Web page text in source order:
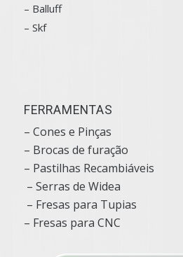
– Balluff
– Skf
FERRAMENTAS
– Cones e Pinças
– Brocas de furação
– Pastilhas Recambiáveis
– Serras de Widea
– Fresas para Tupias
– Fresas para CNC